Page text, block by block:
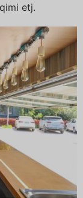
etj.